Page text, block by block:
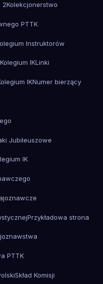
2Kolekcjonerstwo
PTTK
Instruktorów
IKLinki
IKNumer bierzący
Jubileuszowe
IK
Przykładowa strona
PTTK
Skład Komisji